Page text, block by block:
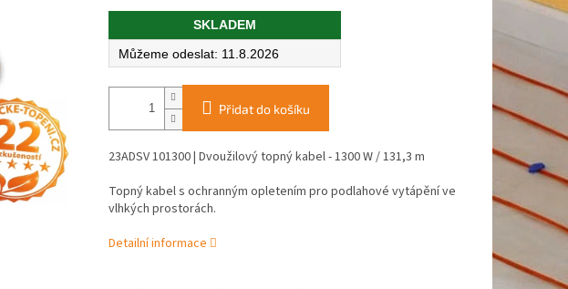
Měrná
SKLADEM
11.8.2026
Přidat do košíku
23ADSV 101300 | Dvoužilový topný kabel - 1300 W / 131,3 m
Topný kabel s ochranným opletením pro podlahové vytápění ve
vlhkých prostorách.
Detailní informace